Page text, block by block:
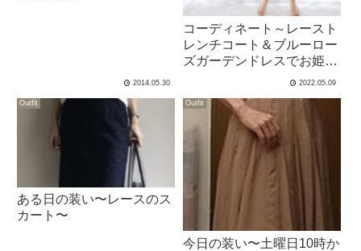
2014.05.30
コーディネート～レースト
レンチコート＆ブルーロー
ズガーデンドレスでお姫様
2022.05.09
Outfit
ある日の装い〜レースのス
カート〜
Outfit
今日の装い〜土曜日10時か